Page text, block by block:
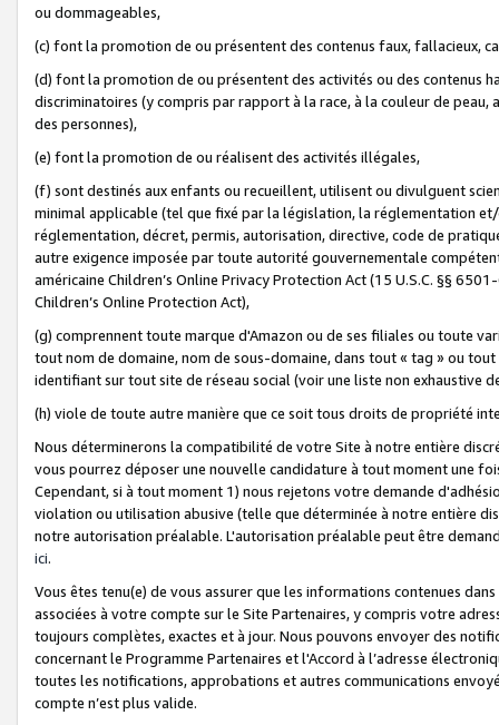
ou dommageables,
(c) font la promotion de ou présentent des contenus faux, fallacieux,
(d) font la promotion de ou présentent des activités ou des contenus
discriminatoires (y compris par rapport à la race, à la couleur de
des personnes),
(e) font la promotion de ou réalisent des activités illégales,
(f) sont destinés aux enfants ou recueillent, utilisent ou divulguent
minimal applicable (tel que fixé par la législation, la réglementation
réglementation, décret, permis, autorisation, directive, code de
autre exigence imposée par toute autorité gouvernementale
américaine Children’s Online Privacy Protection Act (15 U.S.C. §§
Children’s Online Protection Act),
(g) comprennent toute marque d'Amazon ou de ses filiales ou toute
tout nom de domaine, nom de sous-domaine, dans tout « tag » ou
identifiant sur tout site de réseau social (voir une liste non exhaustive
(h) viole de toute autre manière que ce soit tous droits de propriété
Nous déterminerons la compatibilité de votre Site à notre entière
vous pourrez déposer une nouvelle candidature à tout moment une
Cependant, si à tout moment 1) nous rejetons votre demande
violation ou utilisation abusive (telle que déterminée à notre entière
notre autorisation préalable. L'autorisation préalable peut être
ici.
Vous êtes tenu(e) de vous assurer que les informations contenues
associées à votre compte sur le Site Partenaires, y compris votre
toujours complètes, exactes et à jour. Nous pouvons envoyer des
concernant le Programme Partenaires et l'Accord à l’adresse
toutes les notifications, approbations et autres communications
compte n’est plus valide.